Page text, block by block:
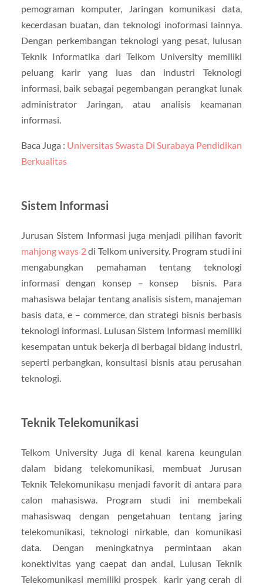
pemograman komputer, Jaringan komunikasi data,
kecerdasan buatan, dan teknologi inoformasi lainnya.
Dengan perkembangan teknologi yang pesat, lulusan
Teknik Informatika dari Telkom University memiliki
peluang karir yang luas dan industri Teknologi
informasi, baik sebagai pegembangan perangkat lunak
administrator Jaringan, atau analisis keamanan
informasi.
Baca Juga : Universitas Swasta Di Surabaya Pendidikan
Berkualitas
Sistem Informasi
Jurusan Sistem Informasi juga menjadi pilihan favorit
mahjong ways 2di Telkom university. Program studi ini
mengabungkan pemahaman tentang teknologi
informasi dengan konsep – konsep bisnis. Para
mahasiswa belajar tentang analisis sistem, manajeman
basis data, e – commerce, dan strategi bisnis berbasis
teknologi informasi. Lulusan Sistem Informasi memiliki
kesempatan untuk bekerja di berbagai bidang industri,
seperti perbangkan, konsultasi bisnis atau perusahan
teknologi.
Teknik Telekomunikasi
Telkom University Juga di kenal karena keungulan
dalam bidang telekomunikasi, membuat Jurusan
Teknik Telekomunikasu menjadi favorit di antara para
calon mahasiswa. Program studi ini membekali
mahasiswaq dengan pengetahuan tentang jaring
telekomunikasi, teknologi nirkable, dan komunikasi
data. Dengan meningkatnya permintaan akan
konektivitas yang caepat dan andal, Lulusan Teknik
Telekomunikasi memiliki prospek karir yang cerah di